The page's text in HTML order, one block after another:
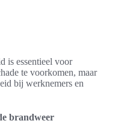
is essentieel voor
te voorkomen, maar
bij werknemers en
brandweer